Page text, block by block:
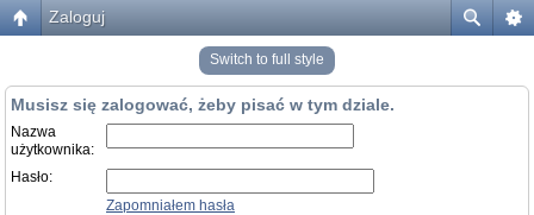
Zaloguj
Switch to full style
Musisz się zalogować, żeby pisać w tym dziale.
Nazwa
użytkownika:
Hasło:
Zapomniałem hasła